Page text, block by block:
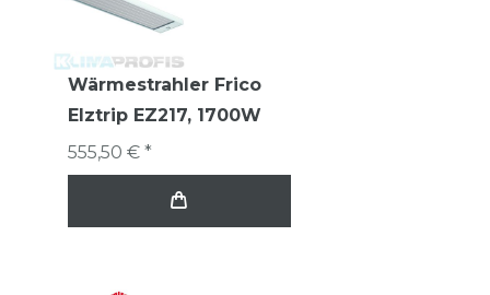
Wärmestrahler Frico
Elztrip EZ217, 1700W
555,50 € *